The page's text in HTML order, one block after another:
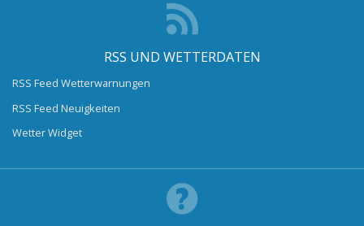
RSS UND WETTERDATEN
RSS Feed Wetterwarnungen
RSS Feed Neuigkeiten
Wetter Widget